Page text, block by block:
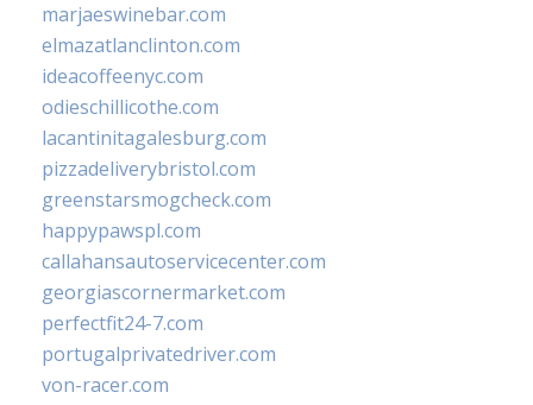
marjaeswinebar.com
elmazatlanclinton.com
ideacoffeenyc.com
odieschillicothe.com
lacantinitagalesburg.com
pizzadeliverybristol.com
greenstarsmogcheck.com
happypawspl.com
callahansautoservicecenter.com
georgiascornermarket.com
perfectfit24-7.com
portugalprivatedriver.com
von-racer.com